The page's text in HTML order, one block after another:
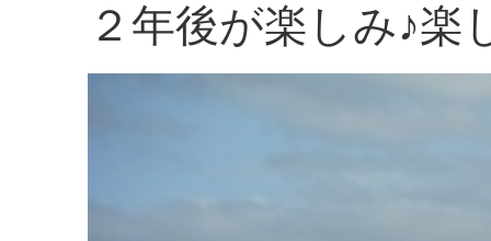
２年後が楽しみ♪楽